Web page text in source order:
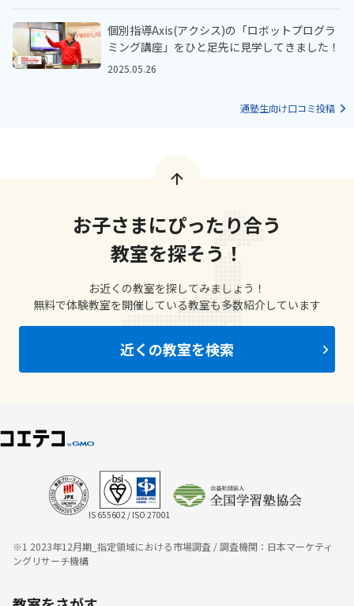
個別指導Axis(アクシス)の「ロボットプログラ
ミング講座」をひと足先に見学してきました！
2025.05.26
通塾生向け口コミ投稿
お子さまにぴったり合う
教室を探そう！
お近くの教室を探してみましょう！
無料で体験教室を開催している教室も多数紹介しています
近くの教室を検索
IS 655602 / ISO 27001
※1 2023年12月期_指定領域における市場調査 / 調査機関：日本マーケティ
ングリサーチ機構